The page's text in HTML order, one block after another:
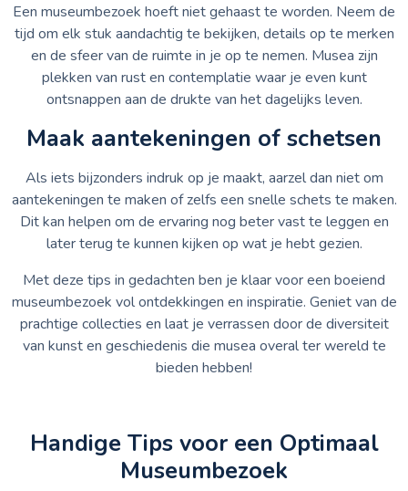
Een museumbezoek hoeft niet gehaast te worden. Neem de
tijd om elk stuk aandachtig te bekijken, details op te merken
en de sfeer van de ruimte in je op te nemen. Musea zijn
plekken van rust en contemplatie waar je even kunt
ontsnappen aan de drukte van het dagelijks leven.
Maak aantekeningen of schetsen
Als iets bijzonders indruk op je maakt, aarzel dan niet om
aantekeningen te maken of zelfs een snelle schets te maken.
Dit kan helpen om de ervaring nog beter vast te leggen en
later terug te kunnen kijken op wat je hebt gezien.
Met deze tips in gedachten ben je klaar voor een boeiend
museumbezoek vol ontdekkingen en inspiratie. Geniet van de
prachtige collecties en laat je verrassen door de diversiteit
van kunst en geschiedenis die musea overal ter wereld te
bieden hebben!
Handige Tips voor een Optimaal
Museumbezoek